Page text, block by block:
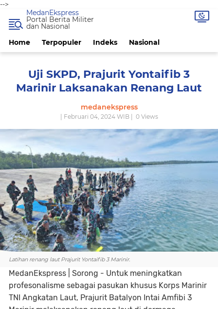
-->
Home Terpopuler Indeks Nasional
MedanEkspress
Portal Berita Militer
dan Nasional
Uji SKPD, Prajurit Yontaifib 3
Marinir Laksanakan Renang Laut
medanekspress
| Februari 04, 2024 WIB | 0Views
Latihan renang laut Prajurit Yontaifib 3 Marinir.
MedanEkspress | Sorong - Untuk meningkatkan
profesonalisme sebagai pasukan khusus Korps Marinir
TNI Angkatan Laut, Prajurit Batalyon Intai Amfibi 3